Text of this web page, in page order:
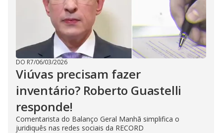
DO R7/06/03/2026
Viúvas precisam fazer
inventário? Roberto Guastelli
responde!
Comentarista do Balanço Geral Manhã simplifica o
juridiquês nas redes sociais da RECORD